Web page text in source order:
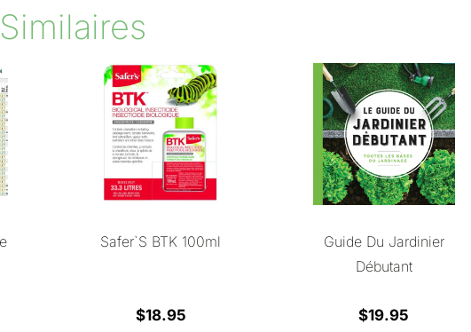
Safer`s BTK 100ml
$18.95
Guide Du Jardinier
Débutant
$19.95